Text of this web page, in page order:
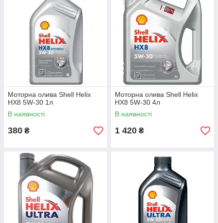
Моторна олива Shell Helix
HX8 5W-30 1л
В наявності
380 ₴
Моторна олива Shell Helix
HX8 5W-30 4л
В наявності
1 420 ₴